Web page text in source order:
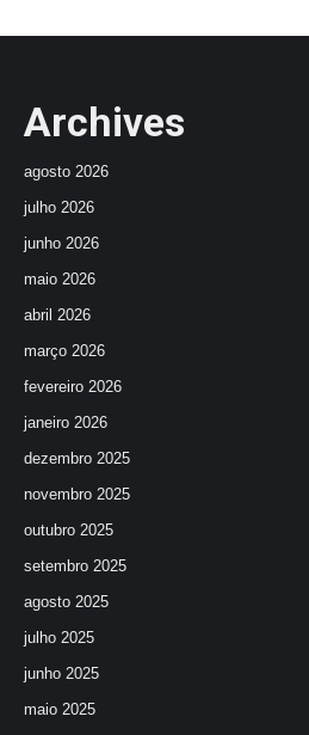
Archives
agosto 2026
julho 2026
junho 2026
maio 2026
abril 2026
março 2026
fevereiro 2026
janeiro 2026
dezembro 2025
novembro 2025
outubro 2025
setembro 2025
agosto 2025
julho 2025
junho 2025
maio 2025